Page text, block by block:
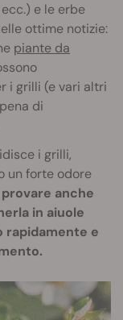
e le erbe
ottime notizie:
piante da
i grilli (e vari altri
di
i grilli,
un forte odore
anche
in aiuole
rapidamente e